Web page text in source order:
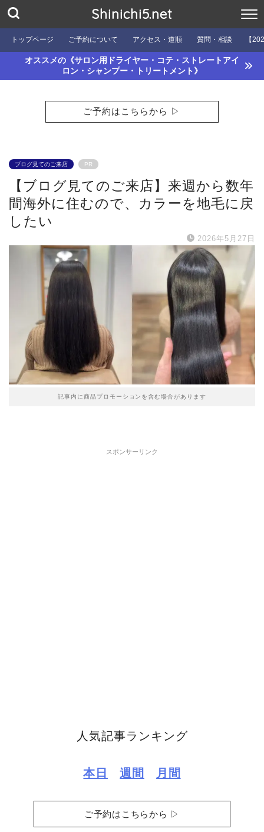
Shinichi5.net
トップページ ご予約について アクセス・道順 質問・相談 【
オススメの《サロン用ドライヤー・コテ・ストレートアイ
ロン・シャンプー・トリートメント》
ご予約はこちらから ▷
ブログ見てのご来店 PR
【ブログ見てのご来店】来週から数年
間海外に住むので、カラーを地毛に戻
したい
2026年5月27日
記事内に商品プロモーションを含む場合があります
スポンサーリンク
人気記事ランキング
本日 週間 月間
ご予約はこちらから ▷